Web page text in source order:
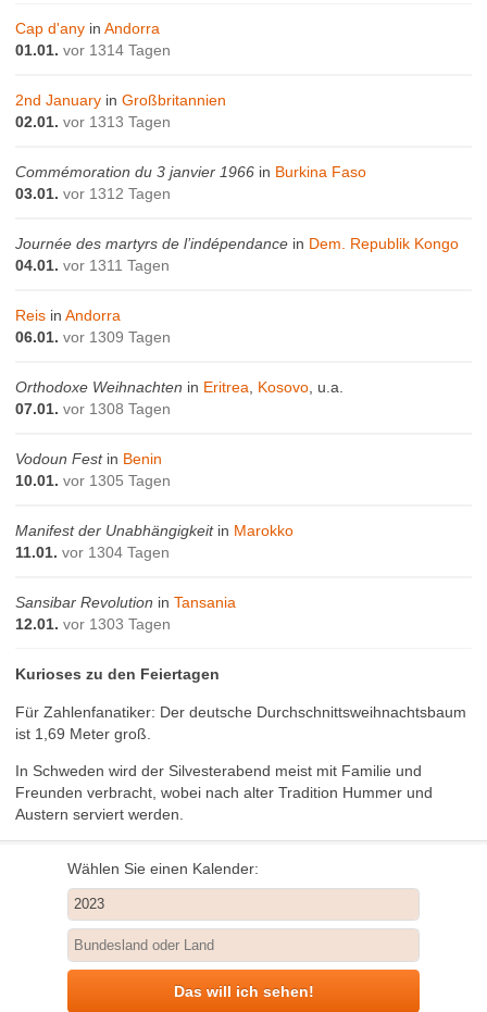
Cap d'any inAndorra
01.01. vor 1314 Tagen
2nd January inGroßbritannien
02.01. vor 1313 Tagen
Commémoration du 3 janvier 1966 in Burkina Faso
03.01. vor 1312 Tagen
Journée des martyrs de l’indépendance in Dem. Republik Kongo
04.01. vor 1311 Tagen
Reis inAndorra
06.01. vor 1309 Tagen
Orthodoxe Weihnachten in Eritrea, Kosovo, u.a.
07.01. vor 1308 Tagen
Vodoun Festin Benin
10.01. vor 1305 Tagen
Manifest der Unabhängigkeitin Marokko
11.01. vor 1304 Tagen
Sansibar Revolution inTansania
12.01. vor 1303 Tagen
Kurioses zu den Feiertagen
Für Zahlenfanatiker: Der deutsche Durchschnittsweihnachtsbaum
ist 1,69 Meter groß.
In Schweden wird der Silvesterabend meist mit Familie und
Freunden verbracht, wobei nach alter Tradition Hummer und
Austern serviert werden.
Wählen Sie einen Kalender:
Das will ich sehen!